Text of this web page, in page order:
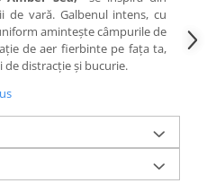
de vară. Galbenul intens, cu
amintește câmpurile de
de aer fierbinte pe fața ta,
de distracție și bucurie.